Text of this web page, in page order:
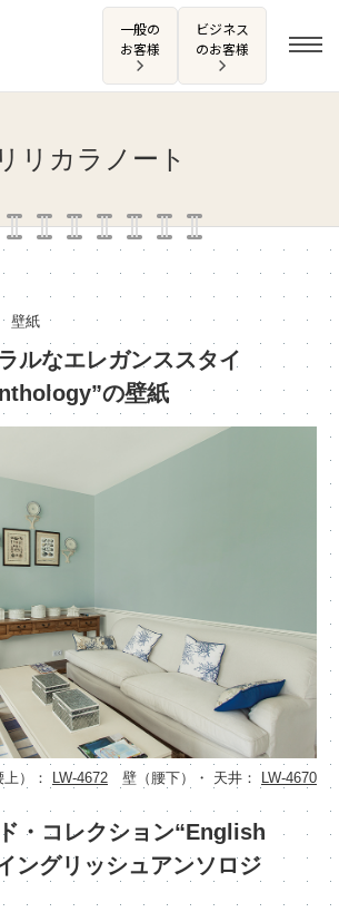
一般の
お客様
ビジネス
のお客様
求／お問い合わせ
ン
せ替えシミュレーション
クジェットプリント
し
リリカラノート
ルなエレガンススタイ
の壁紙
壁紙
）： LW-4672 壁（腰下）・ 天井： LW-4670
・コレクション“English
ングリッシュアンソロジ